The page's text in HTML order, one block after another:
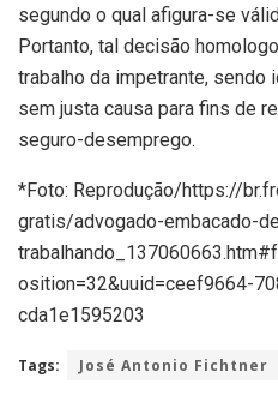
segundo o qual afigura-se
Portanto, tal decisão
trabalho da impetrante, sendo
sem justa causa para fins de
seguro-desemprego.
*Foto: Reprodução/https://
gratis/advogado-embacado-
osition=32&uuid=ceef9664-
cda1e1595203
Tags: José Antonio Fichtner